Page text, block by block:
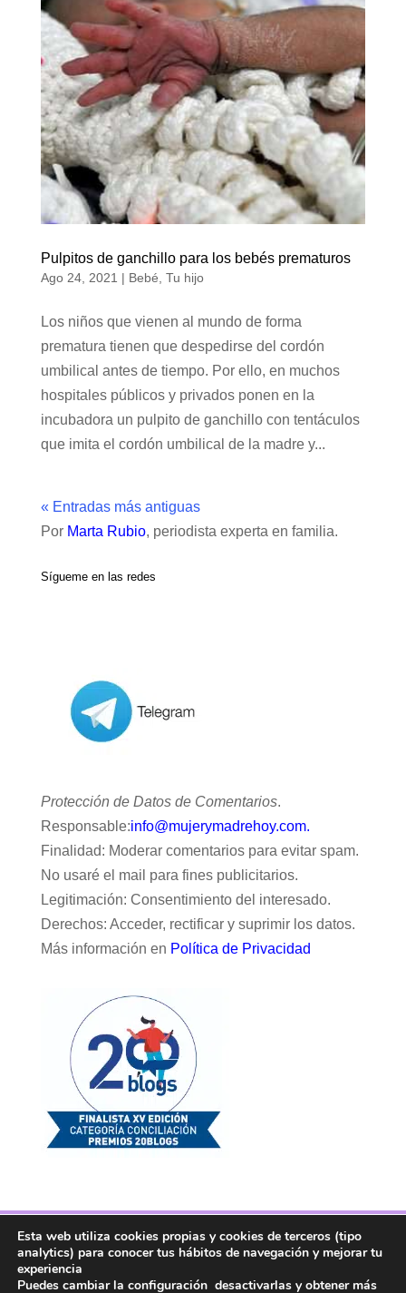
Pulpitos de ganchillo para los bebés prematuros
Ago 24, 2021 | Bebé Tu hijo
Los niños que vienen al mundo de forma
prematura tienen que despedirse del cordón
umbilical antes de tiempo. Por ello, en muchos
hospitales públicos y privados ponen en la
incubadora un pulpito de ganchillo con tentáculos
que imita el cordón umbilical de la madre y...
« Entradas más antiguas
Por Marta Rubio, periodista experta en familia.
Sígueme en las redes
Protección de Datos de Comentarios.
Responsable:info@mujerymadrehoy.com.
Finalidad: Moderar comentarios para evitar spam.
No usaré el mail para fines publicitarios.
Legitimación: Consentimiento del interesado.
Derechos: Acceder, rectificar y suprimir los datos.
Más información en Política de Privacidad
Facebook Twitter Telegram
RSS
Instagram
Linkedin
Esta web utiliza cookies propias y cookies de terceros (tipo
analytics) para conocer tus hábitos de navegación y mejorar tu
experiencia
Puedes cambiar la configuración desactivarlas y obtener más